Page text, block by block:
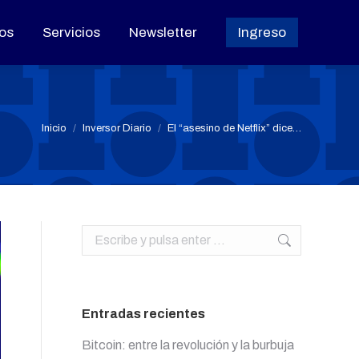
Servicios Newsletter Ingreso
Estás aquí:
Inicio Inversor Diario El “asesino de Netflix” dice…
Buscar:
Entradas recientes
Bitcoin: entre la revolución y la burbuja
Servicios Newsletter Ingreso